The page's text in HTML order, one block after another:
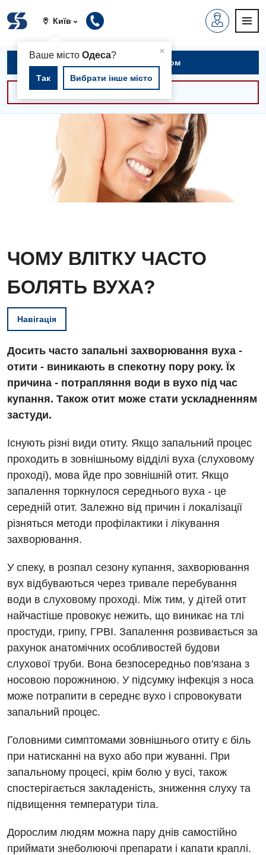
Київ
×
Ваше містоОдеса?
Так Вибрати інше місто
Вакансії
Заходи БПР
Інтернатура
Енциклопедія
Відгуки
Діагностика
Діагностичне відділення
Ендоскопічне відділення
Інструментальна діагностика
Рентгенографія
УЗД
Для дорослих
Акушерство і гінекологія
Андрологія
Декларування
Національний скринінг здоров’я 40+
Українська
Записатися на прийом
Консультації -30%
ЧОМУ ВЛІТКУ ЧАСТО
БОЛЯТЬ ВУХА?
Навігація
Досить часто запальні захворювання вуха -
отити - виникають в спекотну пору року. Їх
причина - потрапляння води в вухо під час
купання. Також отит може стати ускладненням
застуди.
Існують різні види отиту. Якщо запальний процес
проходить в зовнішньому відділі вуха (слуховому
проході), мова йде про зовнішній отит. Якщо
запалення торкнулося середнього вуха - це
середній отит. Залежно від причин і локалізації
різняться методи профілактики і лікування
захворювання.
У спеку, в розпал сезону купання, захворювання
вух відбуваються через тривале перебування
води в слуховому проході. Між тим, у дітей отит
найчастіше провокує нежить, що виникає на тлі
простуди, грипу, ГРВІ. Запалення розвивається за
рахунок анатомічних особливостей будови
слухової труби. Вона безпосередньо пов'язана з
носовою порожниною. У підсумку інфекція з носа
може потрапити в середнє вухо і спровокувати
запальний процес.
Головними симптомами зовнішнього отиту є біль
при натисканні на вухо або при жуванні. При
запальному процесі, крім болю у вусі, також
спостерігається закладеність, зниження слуху та
підвищення температури тіла.
Дорослим людям можна пару днів самостійно
приймати знеболюючі препарати і капати краплі.